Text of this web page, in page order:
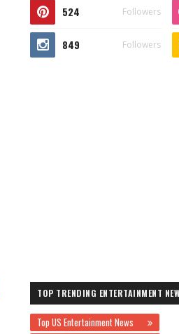
524 Followers
849 Followers
TOP TRENDING ENTERTAINMENT
Top US Entertainment News